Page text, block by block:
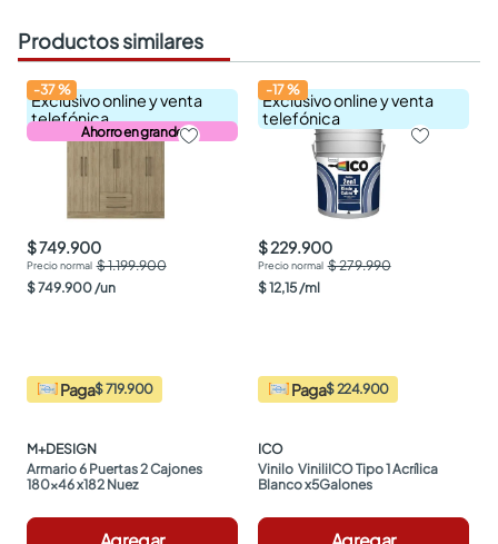
Productos similares
Exclusivo online y venta
telefónica
Ahorro en grande
-37%
$ 749.900
$ 1.199.900
$749.900/un
Paga$ 719.900
M+DESIGN
Armario 6 Puertas 2 Cajones
180x46 x182 Nuez
Exclusivo online y venta
telefónica
-17%
$ 229.900
$ 279.990
$12,15/ml
Paga$ 224.900
ICO
Vinilo  ViniliICO Tipo 1 Acrílica
Blanco x5Galones